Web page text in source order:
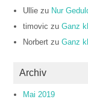
Ullie zu Nur
timovic zuGanz
Norbert zuGanz
Archiv
Mai 2019